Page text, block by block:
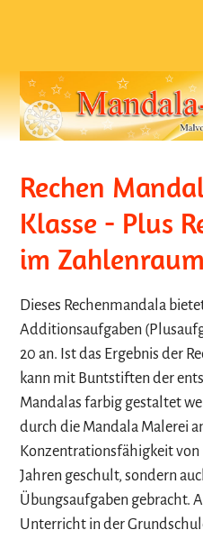
Rechen
Klasse - Plus
im
Dieses Rechenmandala
Additionsaufgaben
20 an. Ist das Ergebnis der
kann mit Buntstiften der
Mandalas farbig gestaltet
durch die Mandala Malerei
Konzentrationsfähigkeit
Jahren geschult, sondern
Übungsaufgaben gebracht.
Unterricht in der